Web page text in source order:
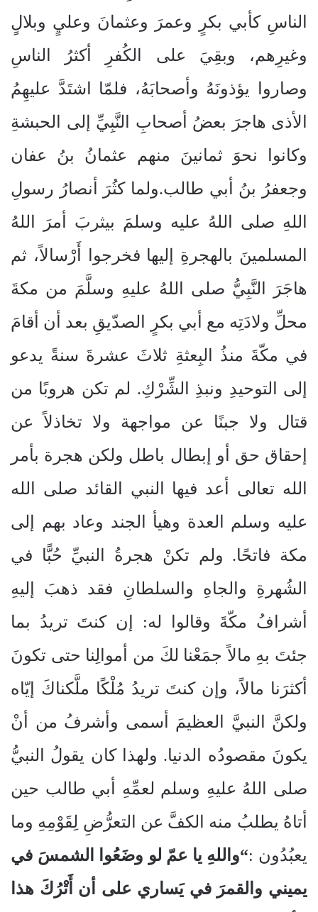
الناسِ كأبي بكرٍ وعمرَ وعثمانَ وعليٍ وبلالٍ
وغيرِهم، وبقِيَ على الكُفرِ أكثرُ الناسِ
وصاروا يؤذونَهُ وأصحابَهُ، فلمّا اشتَدَّ عليهِمُ
الأذى هاجرَ بعضُ أصحابِ النَّبِيِّ إلى الحبشةِ
وكانوا نحوَ ثمانينَ منهم عثمانُ بنُ عفان
وجعفرُ بنُ أبي طالب.ولما كثُرَ أنصارُ رسولِ
اللهِ صلى اللهُ عليه وسلمَ بيثربَ أمرَ اللهُ
المسلمينَ بالهجرةِ إليها فخرجوا أَرْسالاً، ثم
هاجَرَ النَّبِيُّ صلى اللهُ عليهِ وسلَّمَ من مكةَ
محلِّ ولادَتِه مع أبي بكرٍ الصدّيقِ بعد أن أقامَ
في مكّةَ منذُ البِعثةِ ثلاثَ عشرةَ سنةً يدعو
إلى التوحيدِ ونبذِ الشِّرْكِ. لم تكن هروبًا من
قتال ولا جبنًا عن مواجهة ولا تخاذلاً عن
إحقاق حق أو إبطال باطل ولكن هجرة بأمر
الله تعالى أعد فيها النبي القائد صلى الله
عليه وسلم العدة وهيأ الجند وعاد بهم إلى
مكة فاتحًا. ولم تكنْ هجرةُ النبيِّ حُبًّا في
الشُهرةِ والجاهِ والسلطانِ فقد ذهبَ إليهِ
أشرافُ مكّةَ وقالوا له: إن كنتَ تريدُ بما
جئتَ بهِ مالاً جمَعْنا لكَ من أموالِنا حتى تكونَ
أكثرَنا مالاً، وإن كنتَ تريدُ مُلْكًا ملَّكناكَ إيّاه
ولكنَّ النبيَّ العظيمَ أسمى وأشرفُ من أنْ
يكونَ مقصودُه الدنيا. ولهذا كان يقولُ النبيُّ
صلى اللهُ عليهِ وسلم لعمِّهِ أبي طالب حين
أتاهُ يطلبُ منه الكفَّ عن التعرُّضِ لِقَوْمِهِ وما
يعبُدُون :“واللهِ يا عمّ لو وضَعُوا الشمسَ في
يميني والقمرَ في يَساري على أن أَتْرُكَ هذا